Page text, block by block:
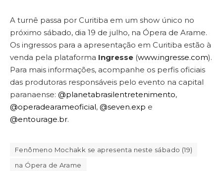
A turnê passa por Curitiba em um show único no
próximo sábado, dia 19 de julho, na Ópera de Arame.
Os ingressos para a apresentação em Curitiba estão à
venda pela plataforma Ingresse (www.ingresse.com).
Para mais informações, acompanhe os perfis oficiais
das produtoras responsáveis pelo evento na capital
paranaense: @planetabrasilentretenimento,
@operadearameoficial, @seven.exp e
@entourage.br.
Fenômeno Mochakk se apresenta neste sábado (19)
na Ópera de Arame